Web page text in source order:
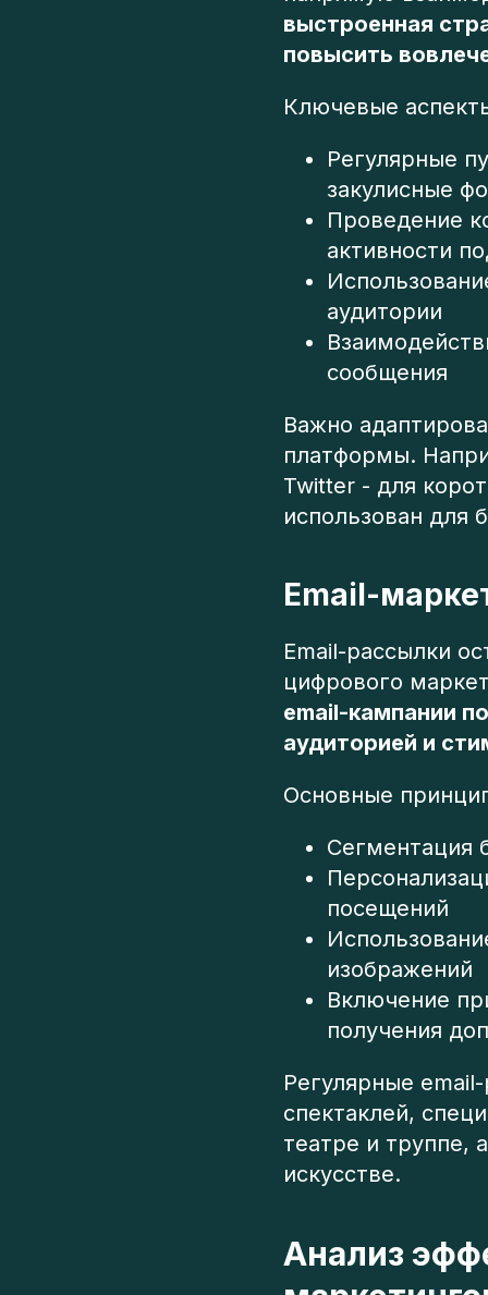
выстроенная
повысить
Ключевые
Регулярные
закулисные
Проведение
активности
аудитории
сообщения
Важно
платформы.
Twitter - для
использован для
Email-
Email-рассылки
цифрового
email-кампании
аудиторией и
Основные
Сегментация
посещений
изображений
Включение
получения
Регулярные
спектаклей,
театре и труппе,
искусстве.
Анализ